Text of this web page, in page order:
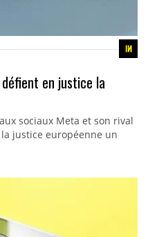
en justice la
sociaux Meta et son rival
justice européenne un